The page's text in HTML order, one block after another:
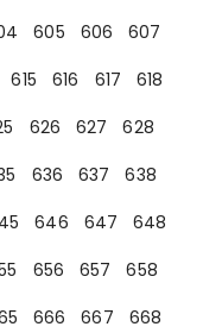
605 606
607
615 616 617
618
626 627
628
636 637
638
646 647
648
656 657
658
666 667
668